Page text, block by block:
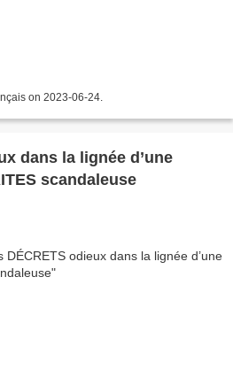
on 2023-06-24.
dans la lignée d’une
scandaleuse